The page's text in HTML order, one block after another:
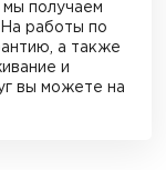
получаем
На работы по
а также
и
вы можете на